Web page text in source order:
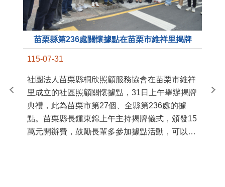
苗栗縣第236處關懷據點在苗栗市維祥里揭牌
115-07-31
社團法人苗栗縣桐欣照顧服務協會在苗栗市維祥
里成立的社區照顧關懷據點，31日上午舉辦揭牌
典禮，此為苗栗市第27個、全縣第236處的據
點。苗栗縣長鍾東錦上午主持揭牌儀式，頒發15
萬元開辦費，鼓勵長輩多參加據點活動，可以更
苗